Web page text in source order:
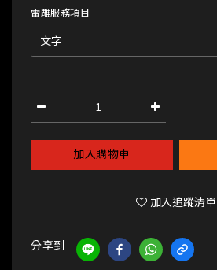
雷雕服務項目
加入購物車
加入追蹤清單
分享到